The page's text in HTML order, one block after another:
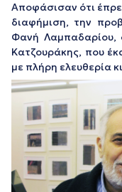
Αποφάσισαν ότι
διαφήμιση, την
Φανή Λαμπαδαρίου,
Κατζουράκης, που
με πλήρη ελευθερία